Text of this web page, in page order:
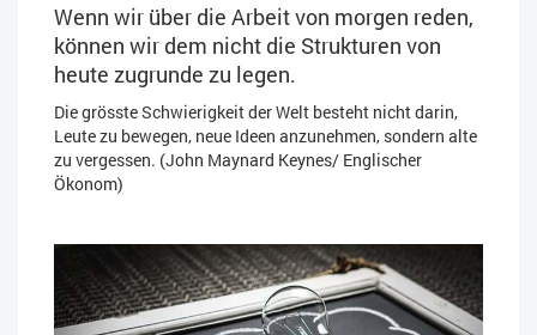
Wenn wir über die Arbeit von morgen reden,
können wir dem nicht die Strukturen von
heute zugrunde zu legen.
Die grösste Schwierigkeit der Welt besteht nicht darin,
Leute zu bewegen, neue Ideen anzunehmen, sondern alte
zu vergessen. (John Maynard Keynes/ Englischer
Ökonom)